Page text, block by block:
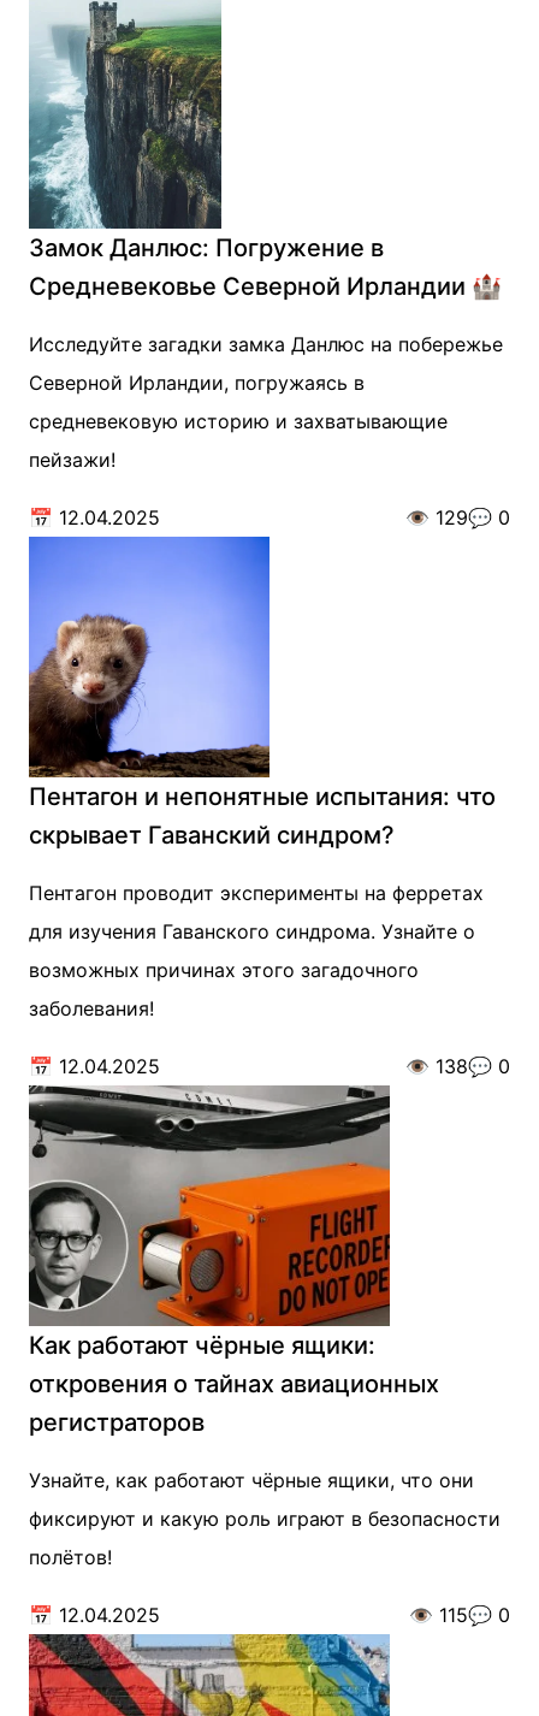
Замок Данлюс: Погружение в
Средневековье Северной Ирландии 🏰
Исследуйте загадки замка Данлюс на побережье
Северной Ирландии, погружаясь в
средневековую историю и захватывающие
пейзажи!
📅 12.04.2025 👁️ 129💬 0
Пентагон и непонятные испытания: что
скрывает Гаванский синдром?
Пентагон проводит эксперименты на ферретах
для изучения Гаванского синдрома. Узнайте о
возможных причинах этого загадочного
заболевания!
📅 12.04.2025 👁️ 138💬 0
Как работают чёрные ящики:
откровения о тайнах авиационных
регистраторов
Узнайте, как работают чёрные ящики, что они
фиксируют и какую роль играют в безопасности
полётов!
📅 12.04.2025 👁️ 115💬 0